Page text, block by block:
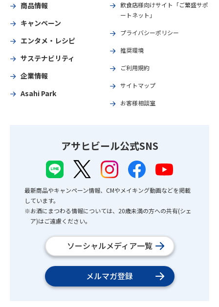
商品情報
キャンペーン
エンタメ・レシピ
サステナビリティ
企業情報
Asahi Park
飲食店様向けサイト「ご繁盛サポ
ートネット」
プライバシーポリシー
推奨環境
ご利用規約
サイトマップ
お客様相談室
アサヒビール公式SNS
最新商品やキャンペーン情報、CMやメイキング動画などを掲載
しています。
※お酒にまつわる情報については、20歳未満の方への共有(シェ
ア)はご遠慮ください。
ソーシャルメディア一覧
メルマガ登録